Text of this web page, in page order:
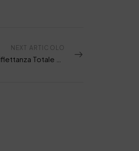
NEXT ARTICOLO